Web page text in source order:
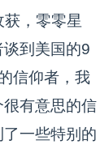
，零零星
到美国的9
信仰者，我
有意思的信
一些特别的